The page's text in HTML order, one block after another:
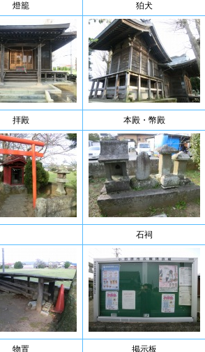
燈籠 狛犬
拝殿 本殿・幣殿
石祠
物置 掲示板